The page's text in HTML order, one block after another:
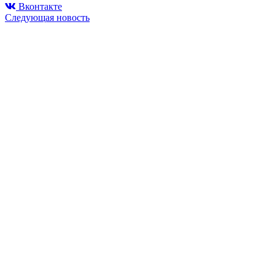
Вконтакте
Следующая новость